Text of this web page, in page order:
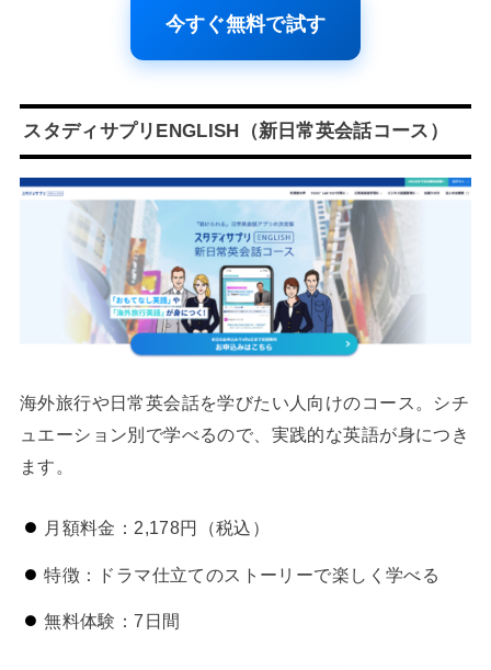
今すぐ無料で試す
スタディサプリENGLISH（新日常英会話コース）
海外旅行や日常英会話を学びたい人向けのコース。シチ
ュエーション別で学べるので、実践的な英語が身につき
ます。
月額料金：2,178円（税込）
特徴：ドラマ仕立てのストーリーで楽しく学べる
無料体験：7日間